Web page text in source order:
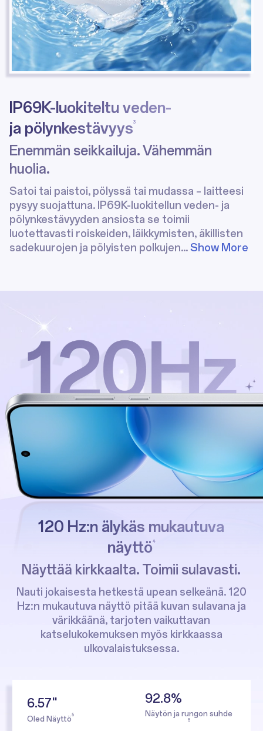
IP69K-luokiteltu veden-
ja pölynkestävyys3
Enemmän seikkailuja. Vähemmän
huolia.
Satoi tai paistoi, pölyssä tai mudassa – laitteesi
pysyy suojattuna. IP69K-luokitellun veden- ja
pölynkestävyyden ansiosta se toimii
luotettavasti roiskeiden, läikkymisten, äkillisten
sadekuurojen ja pölyisten polkujen...Show More
120 Hz:n älykäs mukautuva
näyttö4
Näyttää kirkkaalta. Toimii sulavasti.
Nauti jokaisesta hetkestä upean selkeänä. 120
Hz:n mukautuva näyttö pitää kuvan sulavana ja
värikkäänä, tarjoten vaikuttavan
katselukokemuksen myös kirkkaassa
ulkovalaistuksessa.
6.57''
Oled Näyttö5
92.8%
Näytön ja rungon suhde
5